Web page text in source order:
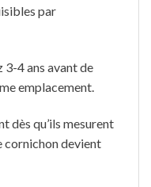
par
3-4 ans avant de
emplacement.
dès qu’ils mesurent
cornichon devient